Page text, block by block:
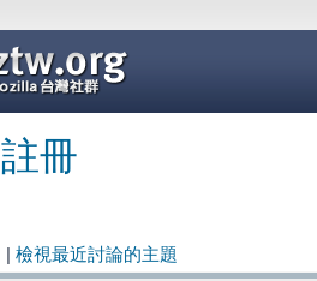
註冊
檢視最近討論的主題